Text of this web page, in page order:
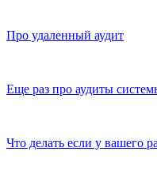
Про удаленный аудит
Еще раз про аудиты
Что делать если у вашего